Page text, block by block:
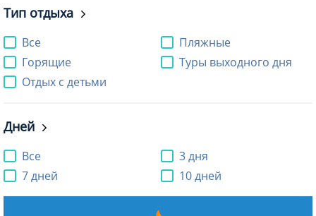
Тип отдыха
Все
Пляжные
Горящие
Туры выходного дня
Отдых с детьми
Дней
Все
3 дня
7 дней
10 дней